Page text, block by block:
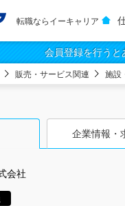
転職ならイーキャリア
会員登録を行うと
販売・サービス関連 施設
企業情報・
会社